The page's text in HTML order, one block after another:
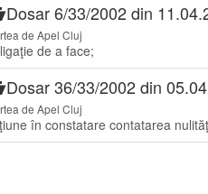
Dosar 6/33/2002 din
de Apel Cluj
de a face;
Dosar 36/33/2002 din
de Apel Cluj
în constatare contatarea